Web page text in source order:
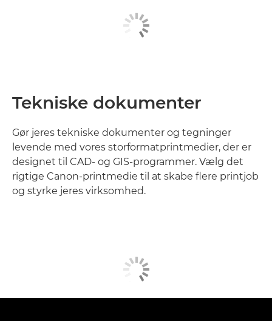
Tekniske dokumenter
Gør jeres tekniske dokumenter og tegninger
levende med vores storformatprintmedier, der er
designet til CAD- og GIS-programmer. Vælg det
rigtige Canon-printmedie til at skabe flere printjob
og styrke jeres virksomhed.